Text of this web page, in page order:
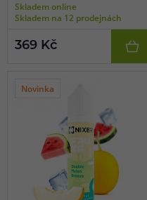
natrhaných třešní totiž vyvažuje
přítomnost jemné rebarbory. Obě
a výsledný profil je nejen
Skladem online
Skladem na 12 prodejnách
369 Kč
Novinka